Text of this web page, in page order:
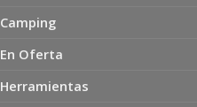
Camping
En Oferta
Herramientas